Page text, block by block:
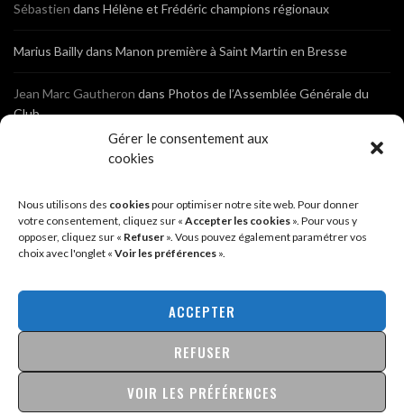
Gérer le consentement aux
cookies
Nous utilisons des cookiespour optimiser notre site web. Pour donner
votre consentement, cliquez sur « Accepter les cookies ». Pour vous y
opposer, cliquez sur « Refuser ». Vous pouvez également paramétrer vos
choix avec l'onglet « Voir les préférences ».
ACCEPTER
REFUSER
VOIR LES PRÉFÉRENCES
Sébastien dans Hélène et Frédéric champions régionaux
Marius Baillydans Manon première à Saint Martin en Bresse
Jean Marc Gautheron dans Photos de l’Assemblée Générale du
Club
Photos de l’Assemblée Générale du Club
Sébastien dans Cyclocross de Brochon (21)
Breniauxdans Cyclocross de Brochon (21)
MENTIONS LÉGALES & POLITIQUE DE CONFIDENTIALITÉ